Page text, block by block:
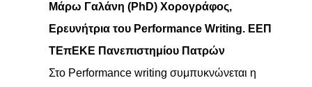
Μάρω Γαλάνη (PhD) Χορογράφος,
Ερευνήτρια του Performance Writing. ΕΕΠ
ΤΕπΕΚΕ Πανεπιστημίου Πατρών
Στο Performance writing συμπυκνώνεται η